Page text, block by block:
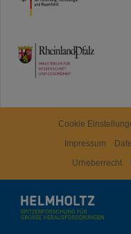
TMWWDG
Cookie
Impressum
Urheberrecht